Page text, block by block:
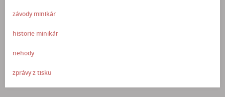
závody minikár
historie minikár
nehody
zprávy z tisku